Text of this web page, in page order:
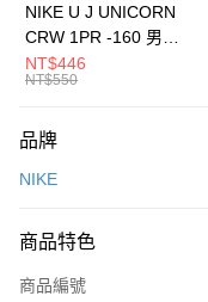
元大商業銀行
台灣樂天信用卡公司
全盈+PAY
AFTEE先享後付
【關於「AFTEE先享後付」】
便利好安心！
３．安心：先確認商品／服
【「AFTEE先享後付」結帳
運送方式
每筆NT$100，滿
宅配
NIKE U J UNICORN
CRW 1PR -160 男女
中統襪 FZ3393100
NT$446
NT$550
品牌
NIKE
商品特色
商品編號